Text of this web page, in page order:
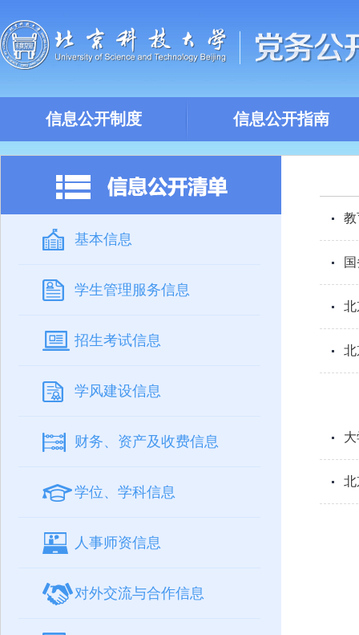
信息公开制度 信息公开指南
基本信息
学生管理服务信息
招生考试信息
学风建设信息
财务、资产及收费信息
学位、学科信息
人事师资信息
对外交流与合作信息
教
北
北
北